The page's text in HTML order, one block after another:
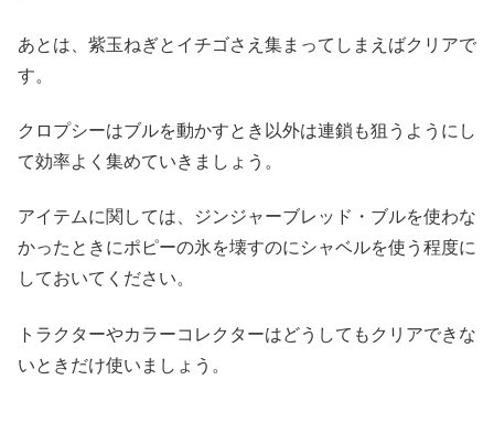
あとは、紫玉ねぎとイチゴさえ集まってしまえばクリアで
す。
クロプシーはブルを動かすとき以外は連鎖も狙うようにし
て効率よく集めていきましょう。
アイテムに関しては、ジンジャーブレッド・ブルを使わな
かったときにポピーの氷を壊すのにシャベルを使う程度に
しておいてください。
トラクターやカラーコレクターはどうしてもクリアできな
いときだけ使いましょう。